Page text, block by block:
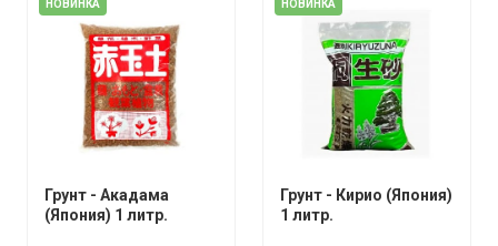
НОВИНКА
Грунт - Акадама
(Япония) 1 литр.
НОВИНКА
Грунт - Кирио (Япония)
1 литр.